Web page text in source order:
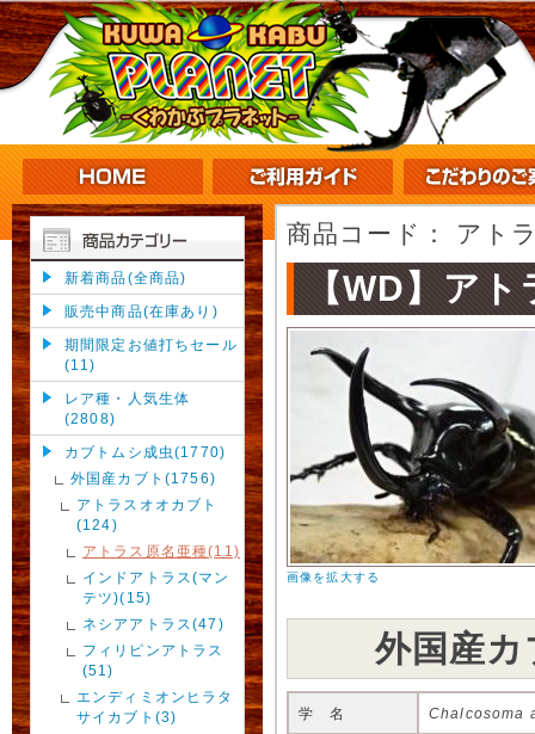
新着商品(全商品)
販売中商品(在庫あり)
期間限定お値打ちセール
(11)
レア種・人気生体
(2808)
カブトムシ成虫(1770)
外国産カブト(1756)
アトラスオオカブト
(124)
アトラス原名亜種(11)
インドアトラス(マン
テツ)(15)
ネシアアトラス(47)
フィリピンアトラス
(51)
エンディミオンヒラタ
サイカブト(3)
商品コード： アト
【WD】アト
画像を拡大する
外国産
学 名 Chalcosoma